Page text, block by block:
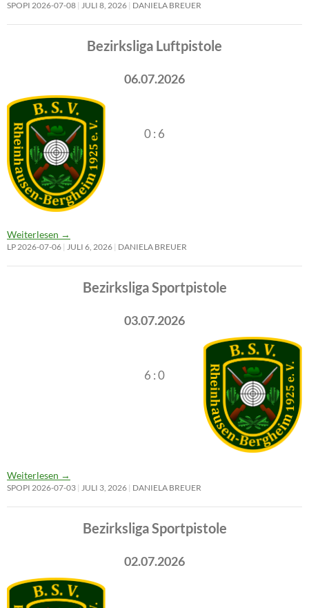
SPOPI 2026-07-08 JULI 8, 2026 DANIELA BREUER
Bezirksliga Luftpistole
06.07.2026
0 : 6
Weiterlesen →
LP 2026-07-06 JULI 6, 2026 DANIELA BREUER
Bezirksliga Sportpistole
03.07.2026
6 : 0
Weiterlesen →
SPOPI 2026-07-03 JULI 3, 2026 DANIELA BREUER
Bezirksliga Sportpistole
02.07.2026